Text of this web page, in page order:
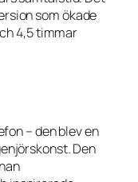
som ökade
4,5 timmar
– den blev en
Den